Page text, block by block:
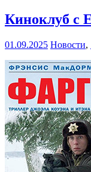
Киноклуб с
01.09.2025 Новости,